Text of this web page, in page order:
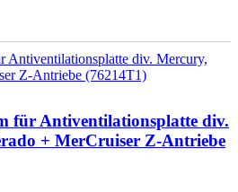
für Antiventilationsplatte div.
+ MerCruiser Z-Antriebe